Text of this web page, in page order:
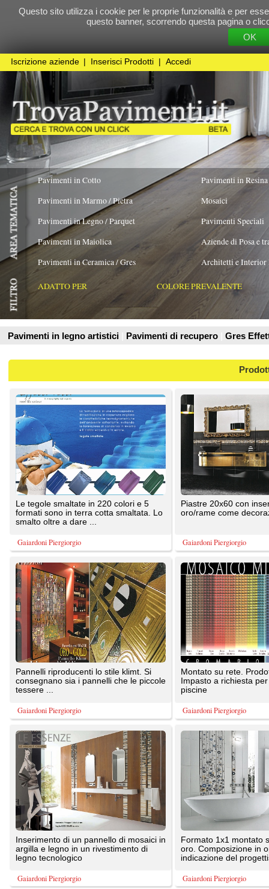
Questo sito utilizza i cookie per le proprie funzionalità e per essere sicuri che tu
questo banner, scorrendo questa pagina o cliccando
Cookie
Pavimenti in Cotto
Pavimenti in Marmo / Pietra
Pavimenti in Legno / Parquet
Pavimenti in Ceramica / Gres
Pavimenti in Resina
Pavimenti Speciali
Aziende di Posa e trattamento Pavimenti
Architetti e Interior Design
ADATTO PER COLORE PREVALENTE TIPOLOGIA
Pavimenti in legno artistici Pavimenti di recupero Gres Effetto Legno
Prodotti
Le tegole smaltate in 220 colori e 5
formati sono in terra cotta smaltata. Lo
smalto oltre a dare ...
Gaiardoni Piergiorgio
Piastre 20x60 con inserto di mosaico
oro/rame come decorazione
Gaiardoni Piergiorgio
consegnano sia i pannelli che le piccole
tessere ...
Gaiardoni Piergiorgio
Impasto a richiesta per esterni e
piscine
Gaiardoni Piergiorgio
Inserimento di un pannello di mosaici in
argilla e legno in un rivestimento di
legno tecnologico
Formato 1x1 montato su rete bianco e
oro. Composizione in opera su
indicazione del progettista
TrovaPavimenti.it
AF Coding Studio
via A. Diaz, 1
20087 Robecco sul Naviglio (MI)
P.iva 03980840965
Tutte le immagini presenti sul portale sono
T: 0,766